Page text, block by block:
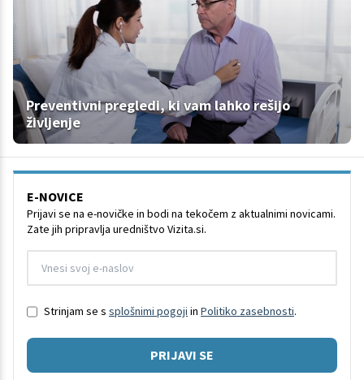
Preventivni pregledi, ki vam lahko rešijo
življenje
E-NOVICE
Prijavi se na e-novičke in bodi na tekočem z aktualnimi novicami.
Zate jih pripravlja uredništvo Vizita.si.
Strinjam se s splošnimi pogoji in Politiko zasebnosti.
PRIJAVI SE